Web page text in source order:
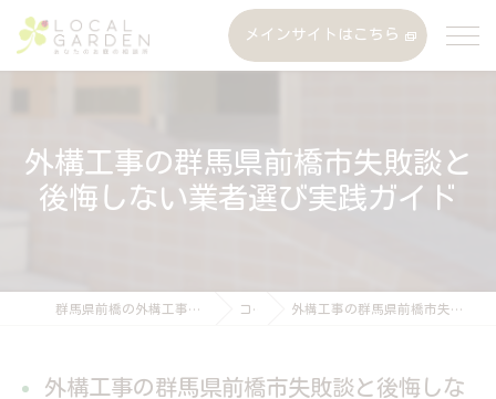
メインサイトはこちら
外構工事の群馬県前橋市失敗談と
後悔しない業者選び実践ガイド
群馬県前橋の外構工事なら株式会社ローカルガーデン コラム 外構工事の群馬県前橋市失敗談と後悔しない業者選び実践ガイド
外構工事の群馬県前橋市失敗談と後悔しな